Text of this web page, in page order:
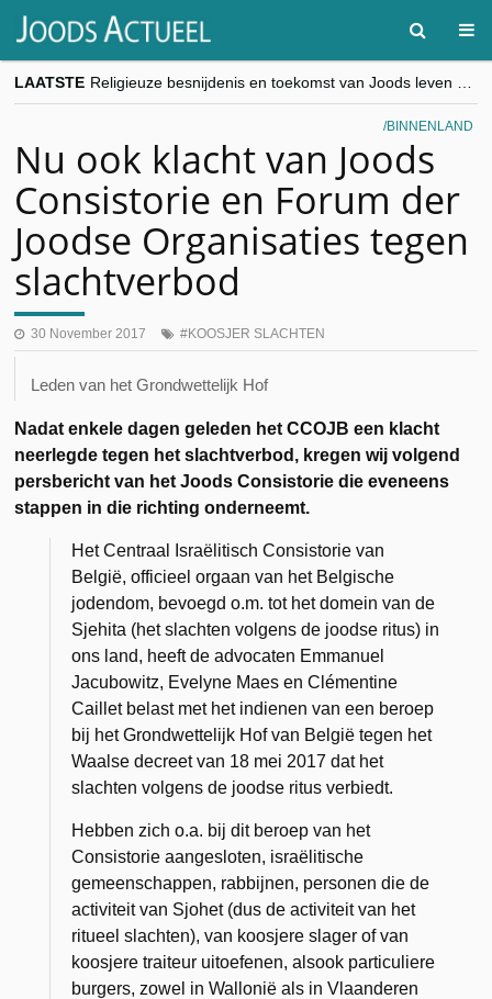
LAATSTE
“Besnijdenisdebat toont hoe moeilijk seculiere Westen minderheden begrijpt”, Jinnih Beels (Vooruit)
CITYTRIP | ROEMENIË – Boekarest: de verrassing van Oost-Europa
BINNENLAND
Nu ook klacht van Joods
Consistorie en Forum der
Joodse Organisaties tegen
slachtverbod
30 November 2017 KOOSJER SLACHTEN
Leden van het Grondwettelijk Hof
Nadat enkele dagen geleden het CCOJB een klacht
neerlegde tegen het slachtverbod, kregen wij volgend
persbericht van het Joods Consistorie die eveneens
stappen in die richting onderneemt.
Het Centraal Israëlitisch Consistorie van
België, officieel orgaan van het Belgische
jodendom, bevoegd o.m. tot het domein van de
Sjehita (het slachten volgens de joodse ritus) in
ons land, heeft de advocaten Emmanuel
Jacubowitz, Evelyne Maes en Clémentine
Caillet belast met het indienen van een beroep
bij het Grondwettelijk Hof van België tegen het
Waalse decreet van 18 mei 2017 dat het
slachten volgens de joodse ritus verbiedt.
Hebben zich o.a. bij dit beroep van het
Consistorie aangesloten, israëlitische
gemeenschappen, rabbijnen, personen die de
activiteit van Sjohet (dus de activiteit van het
ritueel slachten), van koosjere slager of van
koosjere traiteur uitoefenen, alsook particuliere
burgers, zowel in Wallonië als in Vlaanderen